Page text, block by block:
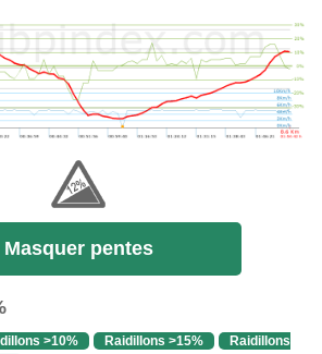
Masquer pentes
>10% Raidillons >15%
Raidillons